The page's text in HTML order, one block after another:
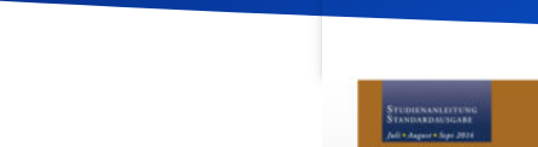
Veröffentlicht am 24. Juli